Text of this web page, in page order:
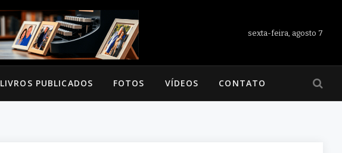
sexta-feira, agosto 7
LIVROS PUBLICADOS FOTOS VÍDEOS CONTATO